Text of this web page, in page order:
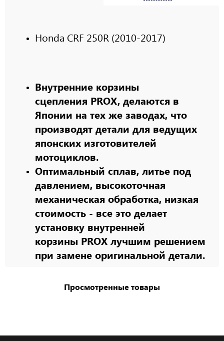
Honda CRF 250R (2010-2017)
Внутренние корзины
сцепления PROX, делаются в
Японии на тех же заводах, что
производят детали для ведущих
японских изготовителей
мотоциклов.
Оптимальный сплав, литье под
давлением, высокоточная
механическая обработка, низкая
стоимость - все это делает
установку внутренней
корзины PROX лучшим решением
при замене оригинальной детали.
Просмотренные товары